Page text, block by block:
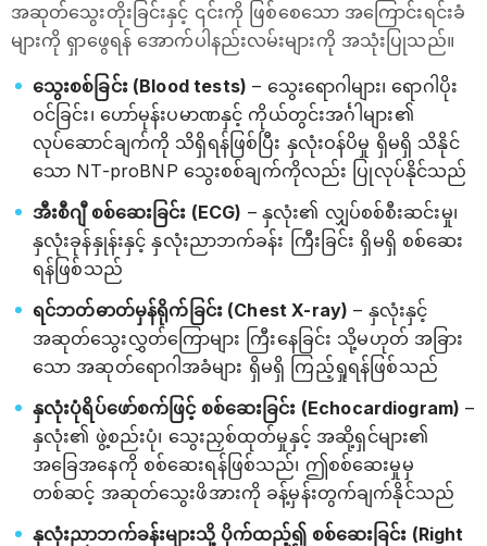
အဆုတ်သွေးတိုးခြင်းနှင့် ၎င်းကို ဖြစ်စေသော အကြောင်းရင်းခံ
များကို ရှာဖွေရန် အောက်ပါနည်းလမ်းများကို အသုံးပြုသည်။
သွေးစစ်ခြင်း (Blood tests) – သွေးရောဂါများ၊ ရောဂါပိုး
ဝင်ခြင်း၊ ဟော်မုန်းပမာဏနှင့် ကိုယ်တွင်းအင်္ဂါများ၏
လုပ်ဆောင်ချက်ကို သိရှိရန်ဖြစ်ပြီး နှလုံးဝန်ပိမှု ရှိမရှိ သိနိုင်
သော NT-proBNP သွေးစစ်ချက်ကိုလည်း ပြုလုပ်နိုင်သည်
အီးစီဂျီ စစ်ဆေးခြင်း (ECG) – နှလုံး၏ လျှပ်စစ်စီးဆင်းမှု၊
နှလုံးခုန်နှုန်းနှင့် နှလုံးညာဘက်ခန်း ကြီးခြင်း ရှိမရှိ စစ်ဆေး
ရန်ဖြစ်သည်
ရင်ဘတ်ဓာတ်မှန်ရိုက်ခြင်း (Chest X-ray) – နှလုံးနှင့်
အဆုတ်သွေးလွှတ်ကြောများ ကြီးနေခြင်း သို့မဟုတ် အခြား
သော အဆုတ်ရောဂါအခံများ ရှိမရှိ ကြည့်ရှုရန်ဖြစ်သည်
နှလုံးပုံရိပ်ဖော်စက်ဖြင့် စစ်ဆေးခြင်း (Echocardiogram) –
နှလုံး၏ ဖွဲ့စည်းပုံ၊ သွေးညှစ်ထုတ်မှုနှင့် အဆို့ရှင်များ၏
အခြေအနေကို စစ်ဆေးရန်ဖြစ်သည်၊ ဤစစ်ဆေးမှုမှ
တစ်ဆင့် အဆုတ်သွေးဖိအားကို ခန့်မှန်းတွက်ချက်နိုင်သည်
နှလုံးညာဘက်ခန်းများသို့ ပိုက်ထည့်၍ စစ်ဆေးခြင်း (Right